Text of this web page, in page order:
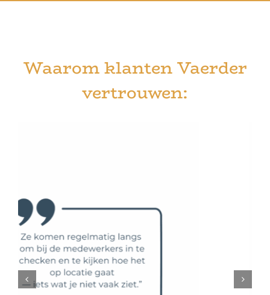
Waarom klanten Vaerder
vertrouwen: